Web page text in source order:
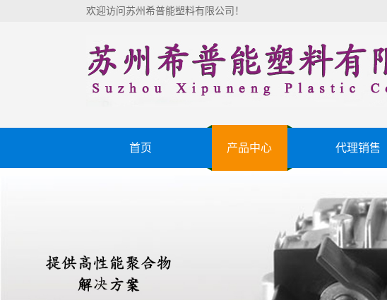
欢迎访问苏州希普能塑料有限公司！
首页 产品中心 代理销售